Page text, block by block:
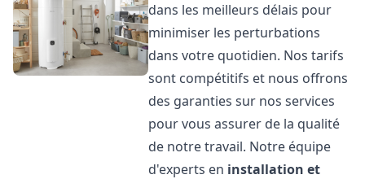
dans les meilleurs délais pour
minimiser les perturbations
dans votre quotidien. Nos tarifs
sont compétitifs et nous offrons
des garanties sur nos services
pour vous assurer de la qualité
de notre travail. Notre équipe
d'experts en installation et